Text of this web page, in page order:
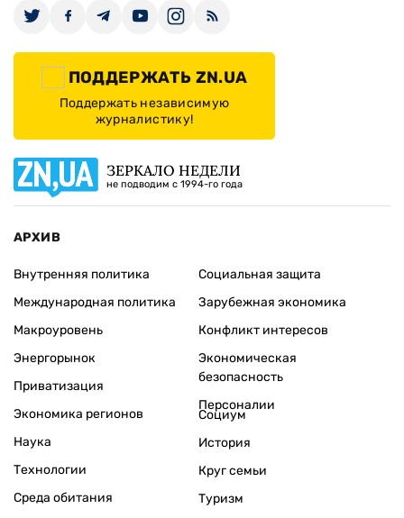
ПОДДЕРЖАТЬ ZN.UA
Поддержать независимую
журналистику!
ЗЕРКАЛО НЕДЕЛИ
не подводим с 1994-го года
АРХИВ
Внутренняя политика
Международная политика
Макроуровень
Энергорынок
Приватизация
Экономика регионов
Социальная защита
Зарубежная экономика
Конфликт интересов
Экономическая
безопасность
Персоналии
Наука
Технологии
Среда обитания
Социум
История
Круг семьи
Туризм